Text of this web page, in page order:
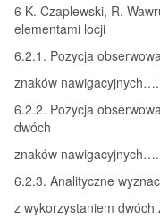
6 K. Czaplewski, R.
elementami locji
6.2.1. Pozycja
znaków
6.2.2. Pozycja
dwóch
znaków
6.2.3. Analityczne
z wykorzystaniem